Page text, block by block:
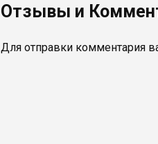
Отзывы и
Для отправки комментария